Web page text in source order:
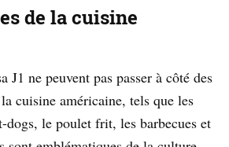
de la cuisine
J1 ne peuvent pas passer à côté des
cuisine américaine, tels que les
dogs, le poulet frit, les barbecues et